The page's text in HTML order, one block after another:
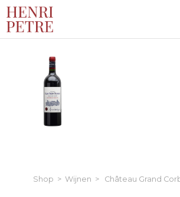
Shop > Wijnen > Château Grand